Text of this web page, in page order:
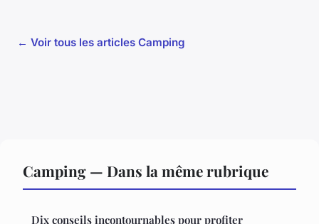
← Voir tous les articles Camping
Camping — Dans la même rubrique
Dix conseils incontournables pour profiter